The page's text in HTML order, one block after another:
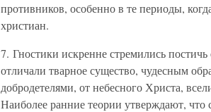
противников, особенно в те периоды,
христиан.
7. Гностики искренне стремились
отличали тварное существо, чудесным
добродетелями, от небесного Христа,
Наиболее ранние теории утверждают,